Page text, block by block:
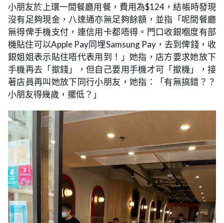
小朋友於上環一間餐廳用餐，費用為$124，結帳時發現
沒有足夠現金，八達通亦無足夠餘額，並指「呢間餐廳
無得俾手機支付，連信用卡都唔得。門口收銀嗰度有部
機貼住可以Apple Pay同埋Samsung Pay，去到俾錢，收
銀姐姐表示貼住唔代表用到！」她指，店方要求她放下
手機再去「撳錢」，但自己要用手機才可「撳機」，接
著店員再叫她放下同行小朋友，她指：「有無搞錯？？
小朋友得幾歲，擺低？」